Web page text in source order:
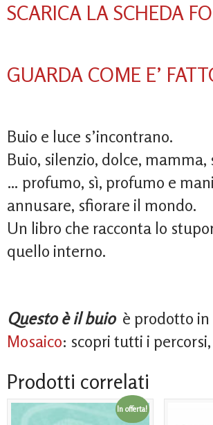
SCARICA LA SCHEDA
GUARDA COME E’
Buio e luce s’incontrano.
Buio, silenzio, dolce,
… profumo, sì, profumo e
annusare, sfiorare il mondo.
Un libro che racconta lo
quello interno.
Questo è il buio è prodotto
Mosaico: scopri tutti i
Prodotti correlati
In offerta!